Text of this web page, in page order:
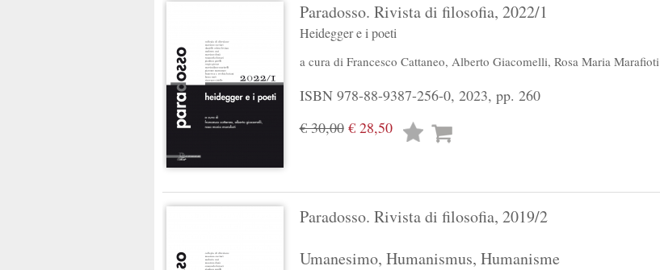
Paradosso. Rivista di filosofia, 2022/1
Heidegger e i poeti
a cura di Francesco Cattaneo, Alberto Giacomelli, Rosa Maria Marafioti
ISBN 978-88-9387-256-0, 2023, pp. 260
€ 30,00€ 28,50
Lista
Paradosso. Rivista di filosofia, 2019/2
Umanesimo, Humanismus, Humanisme